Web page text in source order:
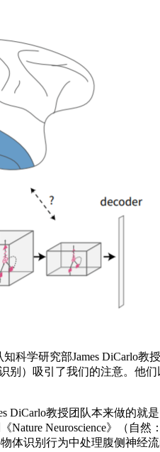
研究部James DiCarlo教授
）吸引了我们的注意。他
教授团队本来做的就
Neuroscience》（自然
物体识别行为中处理腹侧神